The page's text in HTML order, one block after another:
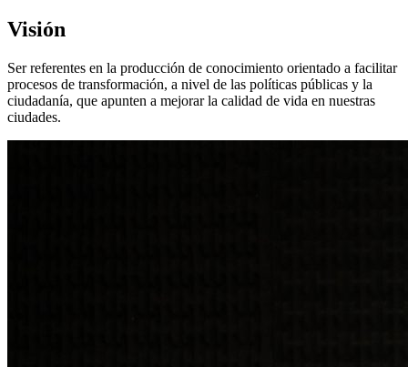
Visión
Ser referentes en la producción de conocimiento orientado a facilitar
procesos de transformación, a nivel de las políticas públicas y la
ciudadanía, que apunten a mejorar la calidad de vida en nuestras
ciudades.